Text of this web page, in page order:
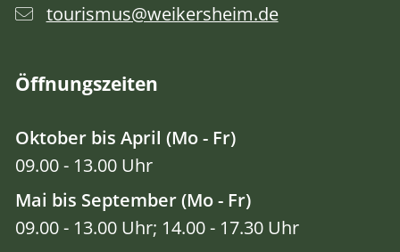
tourismus@weikersheim.de
Öffnungszeiten
Oktober bis April (Mo - Fr)
09.00 - 13.00 Uhr
Mai bis September (Mo - Fr)
09.00 - 13.00 Uhr; 14.00 - 17.30 Uhr